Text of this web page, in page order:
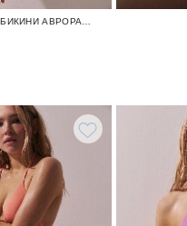
КУПАЛЬНЫЙ ТОП-БИКИНИ АВРОРА / SWIM BASE